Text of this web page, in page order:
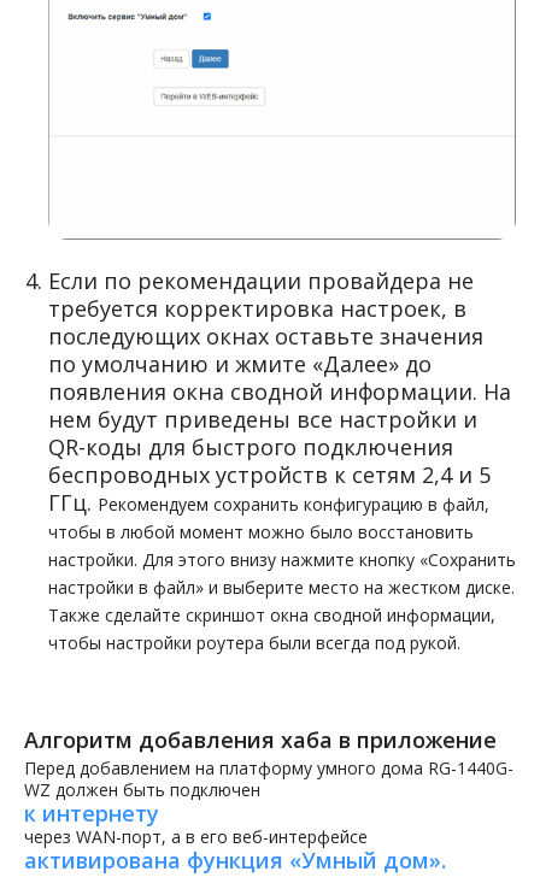
Если по рекомендации провайдера не
требуется корректировка настроек, в
последующих окнах оставьте значения
по умолчанию и жмите «Далее» до
появления окна сводной информации. На
нем будут приведены все настройки и
QR-коды для быстрого подключения
беспроводных устройств к сетям 2,4 и 5
ГГц. Рекомендуем сохранить конфигурацию в файл,
чтобы в любой момент можно было восстановить
настройки. Для этого внизу нажмите кнопку «Сохранить
настройки в файл» и выберите место на жестком диске.
Также сделайте скриншот окна сводной информации,
чтобы настройки роутера были всегда под рукой.
Алгоритм добавления хаба в приложение
Перед добавлением на платформу умного дома RG-1440G-
WZ должен быть подключен
к интернету
через WAN-порт, а в его веб-интерфейсе
активирована функция «Умный дом».